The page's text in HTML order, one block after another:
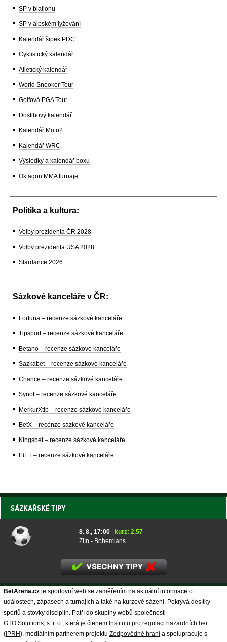
SP v biatlonu
SP v alpském lyžování
Kalendář šipek PDC
Cyklistický kalendář
Atletický kalendář
World Snooker Tour
Golfová PGA Tour
Dostihový kalendář
Kalendář Moto2
Kalendář WRC
Výsledky a kalendář boxu
Oktagon MMA turnaje
Politika a kultura:
Volby prezidenta ČR 2028
Volby prezidenta USA 2028
Stardance 2026
Sázkové kanceláře v ČR:
Fortuna – recenze sázkové kanceláře
Tipsport – recenze sázkové kanceláře
Betano – recenze sázkové kanceláře
Sazkabet – recenze sázkové kanceláře
Chance – recenze sázkové kanceláře
Synot – recenze sázkové kanceláře
MerkurXtip – recenze sázkové kanceláře
BetX – recenze sázkové kanceláře
Kingsbet – recenze sázkové kanceláře
fBET – recenze sázkové kanceláře
SÁZKAŘSKÉ TIPY
8. 8., 17:00
kurz: 2,57
Zlín - Bohemians
BetArena.cz je sportovní web se zaměřením na aktuální informace o
událostech, zápasech a turnajích a také na kurzové sázení. Pokrývá desítky
sportů a stovky disciplín. Patří do skupiny webů společnosti
GTO Solutions, s. r. o., která je členem Institutu pro regulaci hazardních her
(IPRH), mediálním partnerem projektu Zodpovědné hraní a spolupracuje s